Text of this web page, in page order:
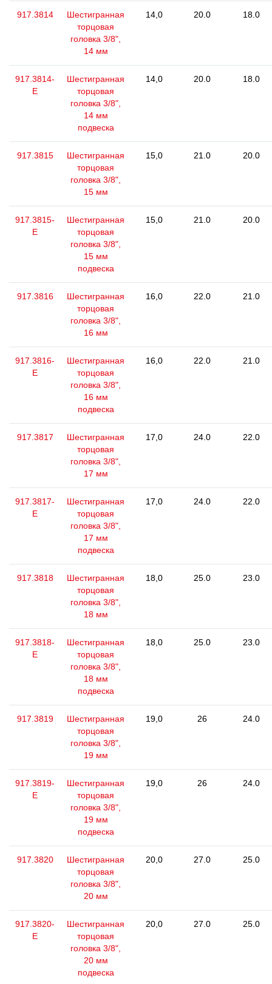
917.3814
Шестигранная
торцовая
головка 3/8",
14 мм
14,0 20.0 18.0
917.3814-
E
Шестигранная
торцовая
головка 3/8",
14 мм
подвеска
14,0 20.0 18.0
917.3815
Шестигранная
торцовая
головка 3/8",
15 мм
15,0 21.0 20.0
917.3815-
E
Шестигранная
торцовая
головка 3/8",
15 мм
подвеска
15,0 21.0 20.0
917.3816
Шестигранная
торцовая
головка 3/8",
16 мм
16,0 22.0 21.0
917.3816-
E
Шестигранная
торцовая
головка 3/8",
16 мм
подвеска
16,0 22.0 21.0
917.3817
Шестигранная
торцовая
головка 3/8",
17 мм
17,0 24.0 22.0
917.3817-
E
Шестигранная
торцовая
головка 3/8",
17 мм
подвеска
17,0 24.0 22.0
917.3818
Шестигранная
торцовая
головка 3/8",
18 мм
18,0 25.0 23.0
917.3818-
E
Шестигранная
торцовая
головка 3/8",
18 мм
подвеска
18,0 25.0 23.0
917.3819
Шестигранная
торцовая
головка 3/8",
19 мм
19,0 26 24.0
917.3819-
E
Шестигранная
торцовая
головка 3/8",
19 мм
подвеска
19,0 26 24.0
917.3820
Шестигранная
торцовая
головка 3/8",
20 мм
20,0 27.0 25.0
917.3820-
E
Шестигранная
торцовая
головка 3/8",
20 мм
подвеска
20,0 27.0 25.0